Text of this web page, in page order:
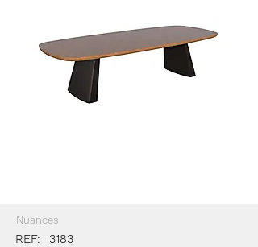
REF: 3183
Nuances